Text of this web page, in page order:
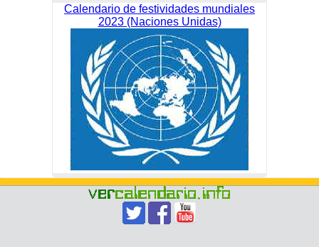
Calendario de festividades mundiales
2023 (Naciones Unidas)